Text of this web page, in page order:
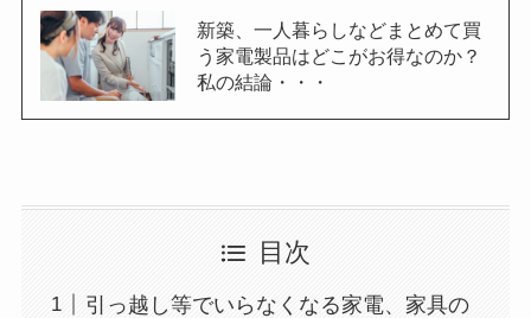
新築、一人暮らしなどまとめて買
う家電製品はどこがお得なのか？
私の結論・・・
目次
引っ越し等でいらなくなる家電、家具の